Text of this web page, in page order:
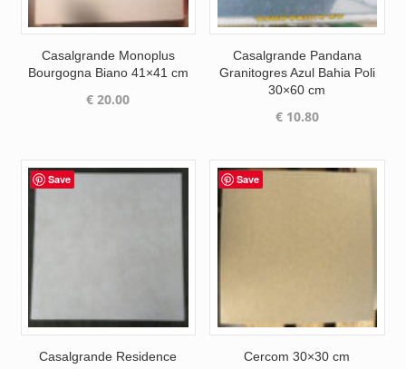
Casalgrande Monoplus
Bourgogna Biano 41×41 cm
€ 20.00
Casalgrande Pandana
Granitogres Azul Bahia Poli
30×60 cm
€10.80
Save
Casalgrande Residence
Save
Cercom 30×30 cm